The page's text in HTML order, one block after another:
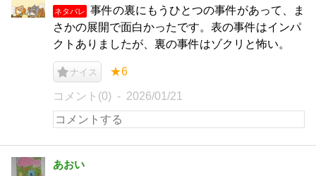
ネタバレ
事件の裏にもうひとつの事件があって、ま
さかの展開で面白かったです。表の事件はインパ
クトありましたが、裏の事件はゾクリと怖い。
ナイス ★6
コメント(0) 2026/01/21
あおい